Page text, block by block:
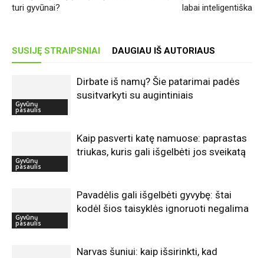
turi gyvūnai?
labai inteligentiška
SUSIJĘ STRAIPSNIAI DAUGIAU IŠ AUTORIAUS
Gyvūnų
pasaulis
Dirbate iš namų? Šie patarimai padės
susitvarkyti su augintiniais
Gyvūnų
pasaulis
Kaip pasverti katę namuose: paprastas
triukas, kuris gali išgelbėti jos sveikatą
Gyvūnų
pasaulis
Pavadėlis gali išgelbėti gyvybę: štai
kodėl šios taisyklės ignoruoti negalima
Narvas šuniui: kaip išsirinkti, kad